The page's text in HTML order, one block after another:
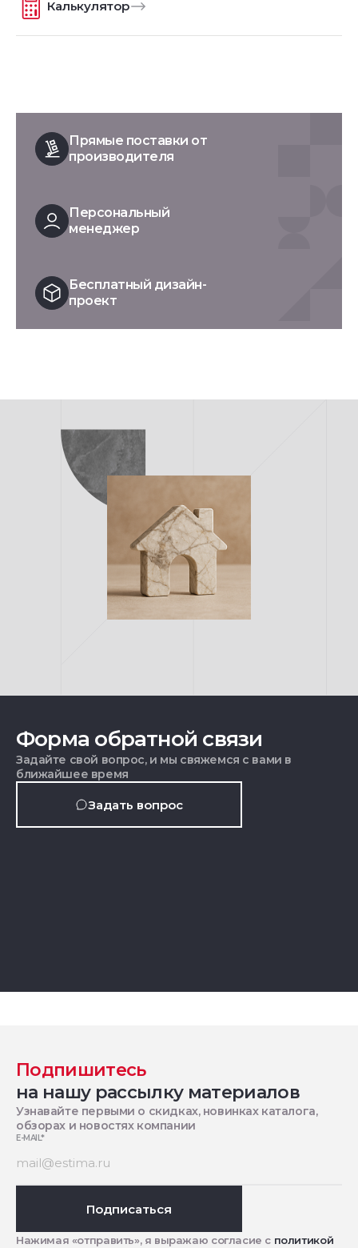
Калькулятор
Прямые поставки от
производителя
Персональный
менеджер
Бесплатный дизайн-
проект
Форма обратной связи
Задайте свой вопрос, и мы свяжемся с вами в
ближайшее время
Задать вопрос
Подпишитесь
на нашу рассылку материалов
Узнавайте первыми о скидках, новинках каталога,
обзорах и новостях компании
E-MAIL*
Подписаться
Нажимая «отправить», я выражаю согласие с политикой